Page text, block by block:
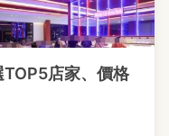
TOP5店家、價格